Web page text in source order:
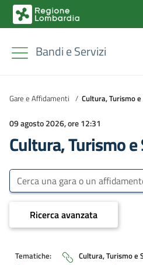
Bandi e Servizi
Gare e Affidamenti / Cultura, Turismo
09 agosto 2026, ore 12:31
Cultura, Turismo
Bandi e Servizi
Cerca una gara o un affidamento
Ricerca avanzata
Tematiche: Cultura, Turismo e